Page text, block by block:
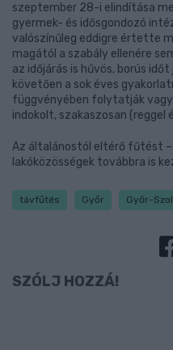
szeptember 28-i elindítása
gyermek- és idősgondozó
valószínűleg eddigre értette
magától a szabály ellenére
az időjárás is hűvös, borús
követően a sok éves
függvényében folytatják
indokolt, szakaszosan (reggel
Az általánostól eltérő fűtést
lakóközösségek továbbra is
távfűtés Győr Győr-Szol
SZÓLJ HOZZÁ!